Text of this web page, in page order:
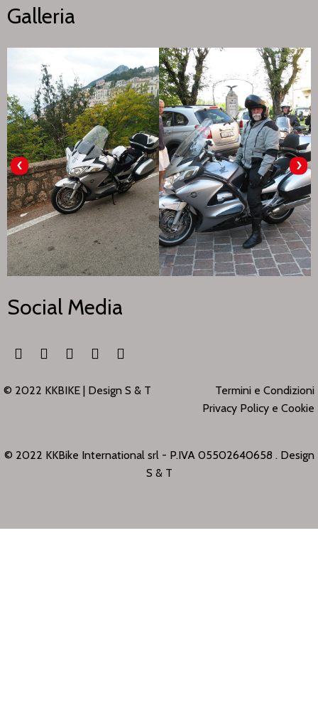
Galleria
‹ ›
Social Media
© 2022 KKBIKE | Design S & T
Termini e Condizioni
Privacy Policy e Cookie
© 2022 KKBike International srl - P.IVA 05502640658 . Design
S & T